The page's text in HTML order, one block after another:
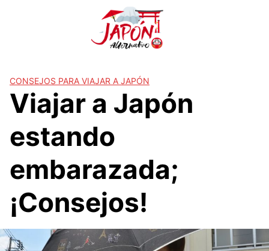
o
CONSEJOS PARA VIAJAR A JAPÓN
Viajar a Japón
estando
embarazada;
¡Consejos!